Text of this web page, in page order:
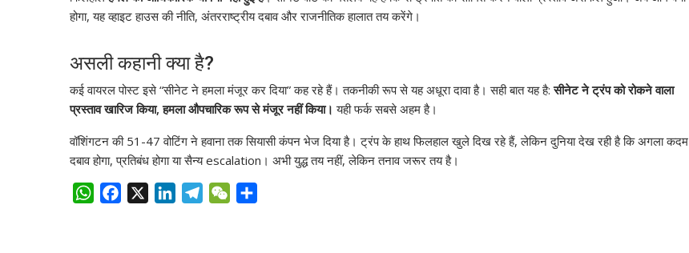
होगा, यह व्हाइट हाउस की नीति, अंतरराष्ट्रीय दबाव और राजनीतिक हालात तय करेंगे।
असली कहानी क्या है?
कई वायरल पोस्ट इसे “सीनेट ने हमला मंजूर कर दिया” कह रहे हैं। तकनीकी रूप से यह अधूरा दावा है। सही बात यह है:सीनेट ने ट्रंप को रोकने वाला
प्रस्ताव खारिज किया, हमला औपचारिक रूप से मंजूर नहीं किया।यही फर्क सबसे अहम है।
वॉशिंगटन की 51-47 वोटिंग ने हवाना तक सियासी कंपन भेज दिया है। ट्रंप के हाथ फिलहाल खुले दिख रहे हैं, लेकिन दुनिया देख रही है कि अगला कदम
दबाव होगा, प्रतिबंध होगा या सैन्य escalation। अभी युद्ध तय नहीं, लेकिन तनाव जरूर तय है।
W
W